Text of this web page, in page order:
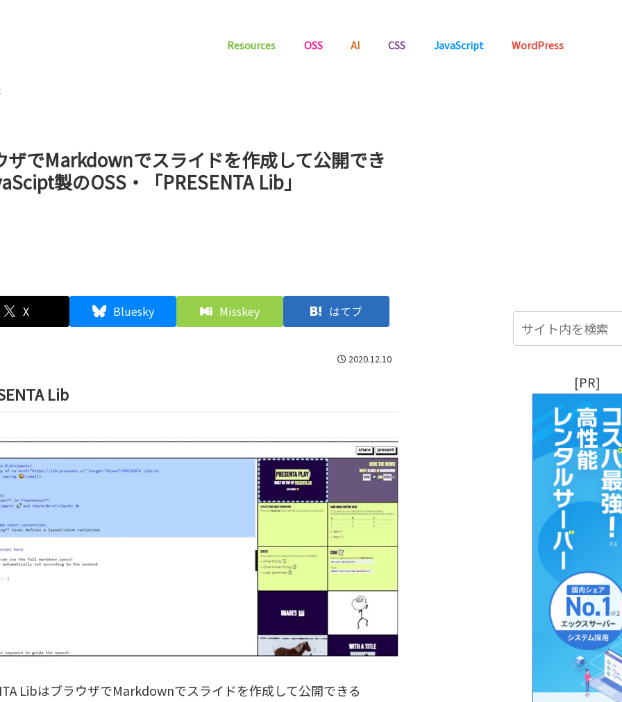
Resources OSS AI CSS JavaScript WordPress
[PR]
ザでMarkdownでスライドを作成して公開でき
製のOSS・「PRESENTA Lib」
X Bluesky Misskey はてブ
2020.12.10
Lib
LibはブラウザでMarkdownでスライドを作成して公開できる